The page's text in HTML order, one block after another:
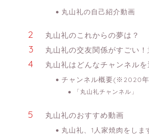
丸山礼の自己紹介動画
丸山礼のこれからの夢は？
丸山礼の交友関係がすごい
丸山礼はどんなチャンネルを
チャンネル概要(※2020
「丸山礼チャンネル」
丸山礼のおすすめ動画
丸山礼、1人家焼肉をしま